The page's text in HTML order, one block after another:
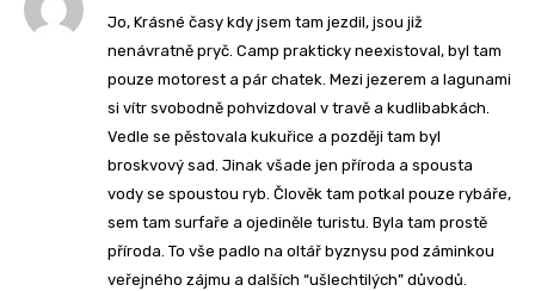
Jo, Krásné časy kdy jsem tam jezdil, jsou již
nenávratně pryč. Camp prakticky neexistoval, byl tam
pouze motorest a pár chatek. Mezi jezerem a lagunami
si vítr svobodně pohvizdoval v travě a kudlibabkách.
Vedle se pěstovala kukuřice a později tam byl
broskvový sad. Jinak všade jen příroda a spousta
vody se spoustou ryb. Člověk tam potkal pouze rybáře,
sem tam surfaře a ojediněle turistu. Byla tam prostě
příroda. To vše padlo na oltář byznysu pod záminkou
veřejného zájmu a dalších “ušlechtilých” důvodů.